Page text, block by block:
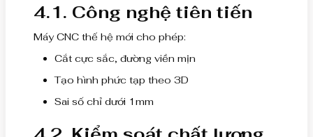
4.1. Công nghệ tiên tiến
Máy CNC thế hệ mới cho phép:
Cắt cực sắc, đường viền mịn
Tạo hình phức tạp theo 3D
Sai số chỉ dưới 1mm